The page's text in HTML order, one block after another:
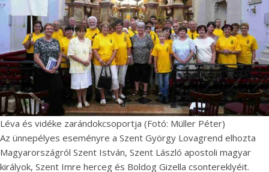
Léva és vidéke zarándokcsoportja (Fotó: Müller Péter)
Az ünnepélyes eseményre a Szent György Lovagrend elhozta
Magyarországról Szent István, Szent László apostoli magyar
királyok, Szent Imre herceg és Boldog Gizella csontereklyéit.